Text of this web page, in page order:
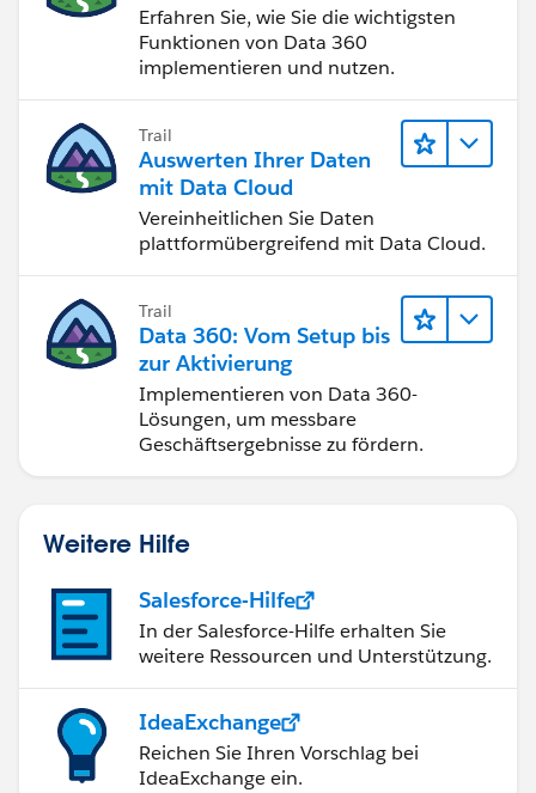
Erfahren Sie, wie Sie die wichtigsten
Funktionen von Data 360
implementieren und nutzen.
Trail
Auswerten Ihrer Daten
mit Data Cloud
Vereinheitlichen Sie Daten
plattformübergreifend mit Data Cloud.
Trail
Data 360: Vom Setup bis
zur Aktivierung
Implementieren von Data 360-
Lösungen, um messbare
Geschäftsergebnisse zu fördern.
Weitere Hilfe
Salesforce-Hilfe
In der Salesforce-Hilfe erhalten Sie
weitere Ressourcen und Unterstützung.
IdeaExchange
Reichen Sie Ihren Vorschlag bei
IdeaExchange ein.